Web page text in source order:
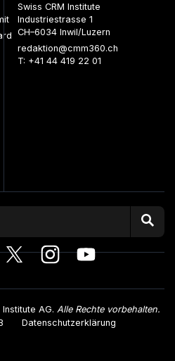
Swiss CRM Institute
Industriestrasse 1
CH–6034 Inwil/Luzern
redaktion@cmm360.ch
T: +41 44 419 22 01
AG. Alle Rechte vorbehalten.
Datenschutzerklärung